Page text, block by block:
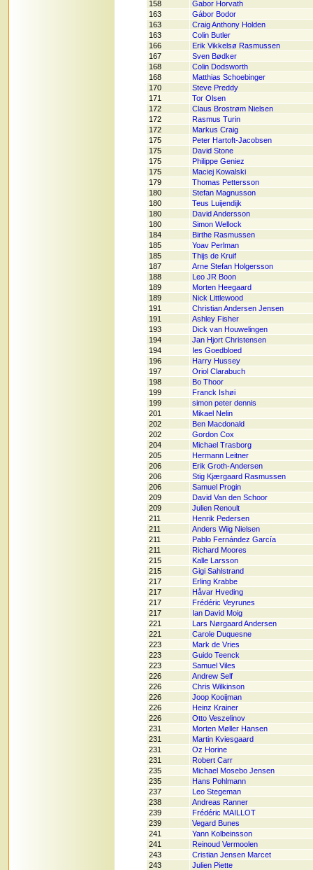
158
Gabor Horvath
163
Gábor Bodor
163
Craig Anthony Holden
163
Colin Butler
166
Erik Vikkelsø Rasmussen
167
Sven Bødker
168
Colin Dodsworth
168
Matthias Schoebinger
170
Steve Preddy
171
Tor Olsen
172
Claus Brostrøm Nielsen
172
Rasmus Turin
172
Markus Craig
175
Peter Hartoft-Jacobsen
175
David Stone
175
Philippe Geniez
175
Maciej Kowalski
179
Thomas Pettersson
180
Stefan Magnusson
180
Teus Luijendijk
180
David Andersson
180
Simon Wellock
184
Birthe Rasmussen
185
Yoav Perlman
185
Thijs de Kruif
187
Arne Stefan Holgersson
188
Leo JR Boon
189
Morten Heegaard
189
Nick Littlewood
191
Christian Andersen Jensen
191
Ashley Fisher
193
Dick van Houwelingen
194
Jan Hjort Christensen
194
Ies Goedbloed
196
Harry Hussey
197
Oriol Clarabuch
198
Bo Thoor
199
Franck Ishøi
199
simon peter dennis
201
Mikael Nelin
202
Ben Macdonald
202
Gordon Cox
204
Michael Trasborg
205
Hermann Leitner
206
Erik Groth-Andersen
206
Stig Kjærgaard Rasmussen
206
Samuel Progin
209
David Van den Schoor
209
Julien Renoult
211
Henrik Pedersen
211
Anders Wiig Nielsen
211
Pablo Fernández García
211
Richard Moores
215
Kalle Larsson
215
Gigi Sahlstrand
217
Erling Krabbe
217
Håvar Hveding
217
Frédéric Veyrunes
217
Ian David Moig
221
Lars Nørgaard Andersen
221
Carole Duquesne
223
Mark de Vries
223
Guido Teenck
223
Samuel Viles
226
Andrew Self
226
Chris Wilkinson
226
Joop Kooijman
226
Heinz Krainer
226
Otto Veszelinov
231
Morten Møller Hansen
231
Martin Kviesgaard
231
Oz Horine
231
Robert Carr
235
Michael Mosebo Jensen
235
Hans Pohlmann
237
Leo Stegeman
238
Andreas Ranner
239
Frédéric MAILLOT
239
Vegard Bunes
241
Yann Kolbeinsson
241
Reinoud Vermoolen
243
Cristian Jensen Marcet
243
Julien Piette